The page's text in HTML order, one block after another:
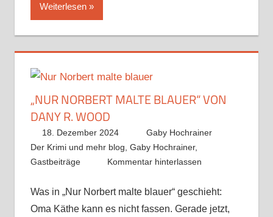
Weiterlesen
„NUR NORBERT MALTE BLAUER“ VON
DANY R. WOOD
18. Dezember 2024
Gaby Hochrainer
Der Krimi und mehr blog Gaby Hochrainer,
Gastbeiträge
Kommentar hinterlassen
Was in „Nur Norbert malte blauer“ geschieht:
Oma Käthe kann es nicht fassen. Gerade jetzt,